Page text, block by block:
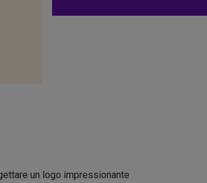
un logo impressionante